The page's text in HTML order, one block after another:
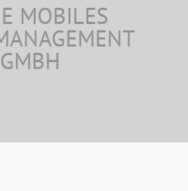
MOBILES
GMBH